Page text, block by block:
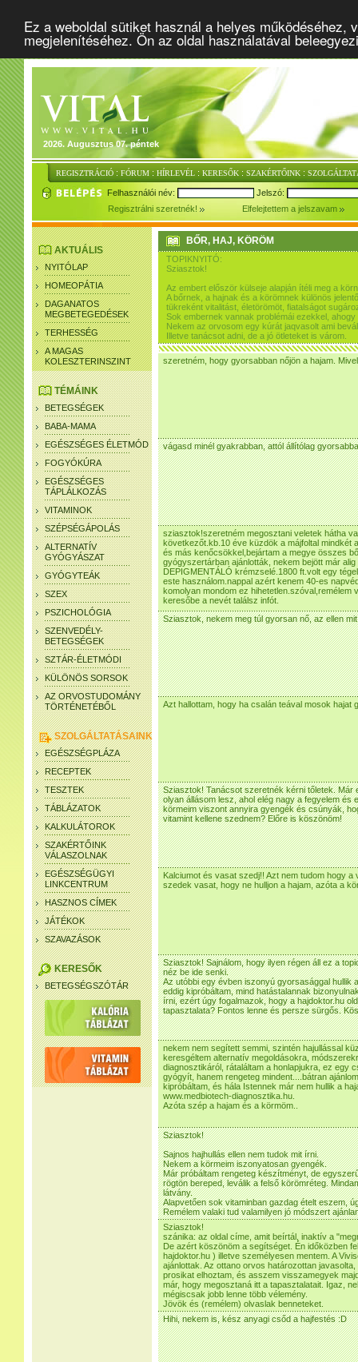
Ez a weboldal sütiket használ a helyes
megjelenítéséhez. Ön az oldal használatával
2026. Augusztus 07. péntek
REGISZTRÁCIÓ : FÓRUM : HÍRLEVÉL : KERESŐK : SZAKÉRTŐINK :
Felhasználói név:
Jelszó:
Regisztrálni szeretnék!
Elfelejtettem a jelszavam
AKTUÁLIS
NYITÓLAP
HOMEOPÁTIA
DAGANATOS
MEGBETEGEDÉSEK
TERHESSÉG
A MAGAS
KOLESZTERINSZINT
TÉMÁINK
BETEGSÉGEK
BABA-MAMA
EGÉSZSÉGES ÉLETMÓD
FOGYÓKÚRA
EGÉSZSÉGES
TÁPLÁLKOZÁS
VITAMINOK
SZÉPSÉGÁPOLÁS
ALTERNATÍV
GYÓGYÁSZAT
GYÓGYTEÁK
SZEX
PSZICHOLÓGIA
SZENVEDÉLY-
BETEGSÉGEK
SZTÁR-ÉLETMÓDI
KÜLÖNÖS SORSOK
AZ ORVOSTUDOMÁNY
TÖRTÉNETÉBŐL
SZOLGÁLTATÁSAINK
EGÉSZSÉGPLÁZA
RECEPTEK
TESZTEK
TÁBLÁZATOK
KALKULÁTOROK
SZAKÉRTŐINK
VÁLASZOLNAK
EGÉSZSÉGÜGYI
LINKCENTRUM
HASZNOS CÍMEK
JÁTÉKOK
SZAVAZÁSOK
KERESŐK
BETEGSÉGSZÓTÁR
BŐR, HAJ, KÖRÖM
TOPIKNYITÓ:
Sziasztok!
Az embert először külseje alapján ítéli meg a
A bőrnek, a hajnak és a körömnek különös
tükreként vitalitást, életörömöt, fiatalságot
Sok embernek vannak problémái ezekkel,
Nekem az orvosom egy kúrát jaqvasolt ami
Illetve tanácsot adni, de a jó ötleteket is várom.
szeretném, hogy gyorsabban nőjön a hajam.
vágasd minél gyakrabban, attól állítólag
sziasztok!szeretném megosztani veletek hátha
következőt.kb.10 éve küzdök a májfoltal mindkét
és más kenőcsökkel,bejártam a megye összes
gyógyszertárban ajánlották, nekem bejött már
DEPIGMENTÁLÓ krémzselé.1800 ft.volt egy
este használom.nappal azért kenem 40-es
komolyan mondom ez hihetetlen.szóval,remélem
keresőbe a nevét találsz infót.
Sziasztok, nekem meg túl gyorsan nő, az ellen
Azt hallottam, hogy ha csalán teával mosok hajat
Sziasztok! Tanácsot szeretnék kérni tőletek. Már
olyan állásom lesz, ahol elég nagy a fegyelem és
körmeim viszont annyira gyengék és csúnyák,
vitamint kellene szednem? Előre is köszönöm!
Kalciumot és vasat szedj!! Azt nem tudom hogy
szedek vasat, hogy ne hulljon a hajam, azóta a
Sziasztok! Sajnálom, hogy ilyen régen áll ez a
néz be ide senki.
Az utóbbi egy évben iszonyú gyorsasággal hullik
eddig kipróbáltam, mind hatástalannak
írni, ezért úgy fogalmazok, hogy a hajdoktor.hu
tapasztalata? Fontos lenne és persze sürgős.
nekem nem segített semmi, szintén hajullással
keresgéltem alternatív megoldásokra,
diagnosztikáról, rátaláltam a honlapjukra, ez egy
gyógyít, hanem rengeteg mindent....bátran
kipróbáltam, és hála Istennek már nem hullik a
www.medbiotech-diagnosztika.hu.
Azóta szép a hajam és a körmöm..
Sziasztok!
Sajnos hajhullás ellen nem tudok mit írni.
Nekem a körmeim iszonyatosan gyengék.
Már próbáltam rengeteg készítményt, de
rögtön bereped, leválik a felső körömréteg.
látvány.
Alapvetően sok vitaminban gazdag ételt eszem,
Remélem valaki tud valamilyen jó módszert
Sziasztok!
szánika: az oldal címe, amit beírtál, inaktív a
De azért köszönöm a segítséget. Én időközben
hajdoktor.hu ) illetve személyesen mentem. A
ajánlottak. Az ottano orvos határozottan
prosikat elhoztam, és asszem visszamegyek
már, hogy megosztaná itt a tapasztalatait. Igaz,
mégiscsak jobb lenne több vélemény.
Jövök és (remélem) olvaslak benneteket.
Hihi, nekem is, kész anyagi csőd a hajfestés :D